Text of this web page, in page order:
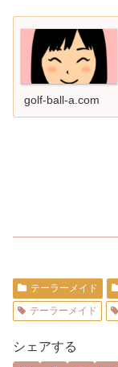
golf-ball-a.com
テーラーメイド
テーラーメイド
シェアする